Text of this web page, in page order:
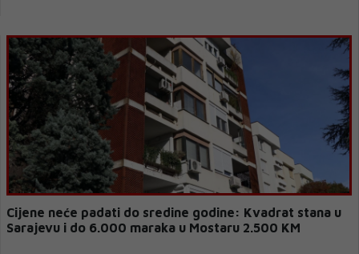
Cijene neće padati do sredine godine: Kvadrat stana u
Sarajevu i do 6.000 maraka u Mostaru 2.500 KM